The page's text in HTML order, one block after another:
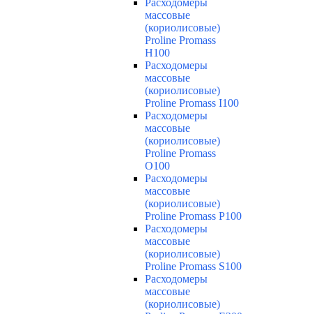
Расходомеры
массовые
(кориолисовые)
Proline Promass
H100
Расходомеры
массовые
(кориолисовые)
Proline Promass I100
Расходомеры
массовые
(кориолисовые)
Proline Promass
O100
Расходомеры
массовые
(кориолисовые)
Proline Promass P100
Расходомеры
массовые
(кориолисовые)
Proline Promass S100
Расходомеры
массовые
(кориолисовые)